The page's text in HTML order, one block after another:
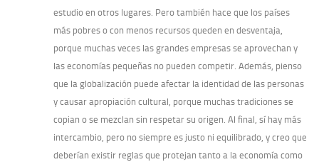
estudio en otros lugares. Pero también hace que los países
más pobres o con menos recursos queden en desventaja,
porque muchas veces las grandes empresas se aprovechan y
las economías pequeñas no pueden competir. Además, pienso
que la globalización puede afectar la identidad de las personas
y causar apropiación cultural, porque muchas tradiciones se
copian o se mezclan sin respetar su origen. Al final, sí hay más
intercambio, pero no siempre es justo ni equilibrado, y creo que
deberían existir reglas que protejan tanto a la economía como